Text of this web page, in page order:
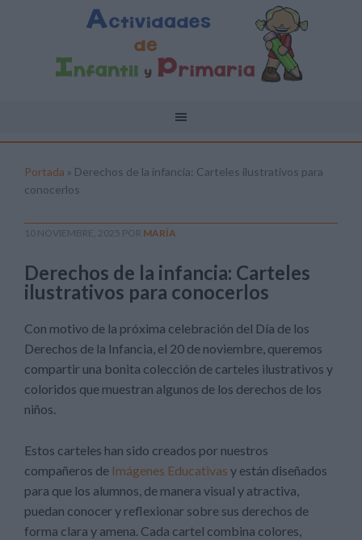
Portada » Derechos de la infancia: Carteles ilustrativos para
conocerlos
10 NOVIEMBRE, 2025 POR MARÍA
Derechos de la infancia: Carteles
ilustrativos para conocerlos
Con motivo de la próxima celebración del Día de los
Derechos de la Infancia, el 20 de noviembre, queremos
compartir una bonita colección de carteles ilustrativos y
coloridos que muestran algunos de los derechos de los
niños.
Estos carteles han sido creados por nuestros
compañeros de Imágenes Educativas y están diseñados
para que los alumnos, de manera visual y atractiva,
puedan conocer y reflexionar sobre sus derechos de
forma clara y amena. Cada cartel combina colores,